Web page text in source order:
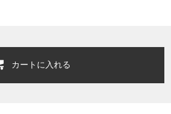
カートに入れる